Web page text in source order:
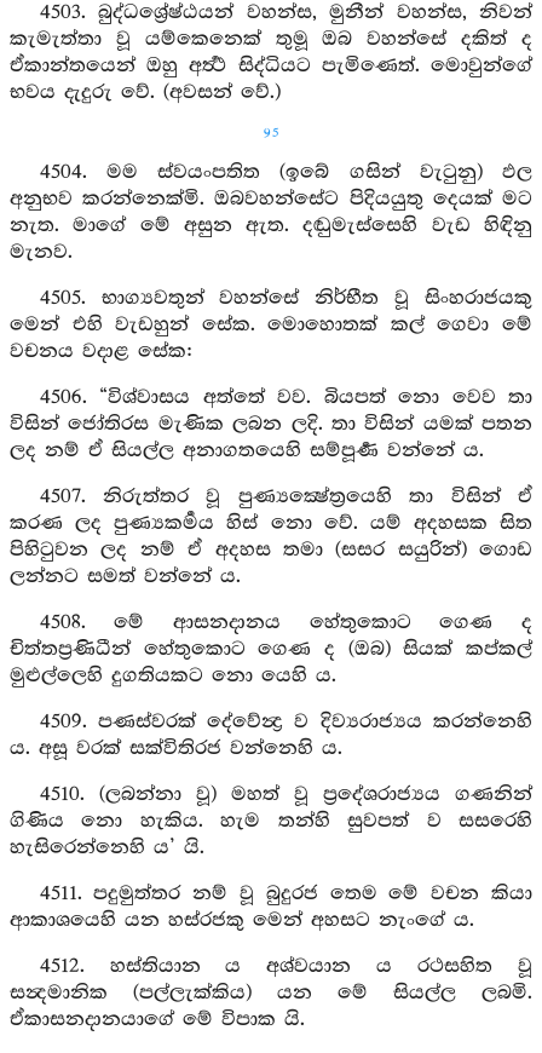
4503. බුද්ධශ්‍රේෂ්ඨයන් වහන්ස, මුනීන් වහන්ස, නිවන්
කැමැත්තා වූ යම්කෙනෙක් තුමූ ඔබ වහන්සේ දකිත් ද
ඒකාන්තයෙන් ඔහු අර්‍ත්‍ථ සිද්ධියට පැමිණෙත්. මොවුන්ගේ
භවය දැදුරු වේ. (අවසන් වේ.)
95
4504. මම ස්වයංපතිත (ඉබේ ගසින් වැටුනු) ඵල
අනුභව කරන්නෙක්මි. ඔබවහන්සේට පිදියයුතු දෙයක් මට
නැත. මාගේ මේ අසුන ඇත. දඬුමැස්සෙහි වැඩ හිඳිනු
මැනව.
4505. භාග්‍යවතුන් වහන්සේ නිර්භීත වූ සිංහරාජයකු
මෙන් එහි වැඩහුන් සේක. මොහොතක් කල් ගෙවා මේ
වචනය වදාළ සේක:
4506. “විශ්වාසය අත්තේ වව. බියපත් නො වෙව තා
විසින් ජෝතිරස මැණික ලබන ලදි. තා විසින් යමක් පතන
ලද නම් ඒ සියල්ල අනාගතයෙහි සම්පූර්‍ණ වන්නේ ය.
4507. නිරුත්තර වූ පුණ්‍යක්‍ෂේත්‍රයෙහි තා විසින් ඒ
කරණ ලද පුණ්‍යකර්‍මය හිස් නො වේ. යම් අදහසක සිත
පිහිටුවන ලද නම් ඒ අදහස තමා (සසර සයුරින්) ගොඩ
ලන්නට සමත් වන්නේ ය.
4508. මේ ආසනදානය හේතුකොට ගෙණ ද
චිත්තප්‍රණිධීන් හේතුකොට ගෙණ ද (ඔබ) සියක් කප්කල්
මුළුල්ලෙහි දුගතියකට නො යෙහි ය.
4509. පණස්වරක් දේවේන්‍ද්‍ර ව දිව්‍යරාජ්‍යය කරන්නෙහි
ය. අසූ වරක් සක්විතිරජ වන්නෙහි ය.
4510. (ලබන්නා වූ) මහත් වූ ප්‍රදේශරාජ්‍යය ගණනින්
ගිණිය නො හැකිය. හැම තන්හි සුවපත් ව සසරෙහි
හැසිරෙන්නෙහි ය’ යි.
4511. පදුමුත්තර නම් වූ බුදුරජ තෙම මේ වචන කියා
ආකාශයෙහි යන හස්රජකු මෙන් අහසට නැංගේ ය.
4512. හස්තියාන ය අශ්වයාන ය රථසහිත වූ
සන්‍දමානික (පල්ලැක්කිය) යන මේ සියල්ල ලබමි.
ඒකාසනදානයාගේ මේ විපාක යි.